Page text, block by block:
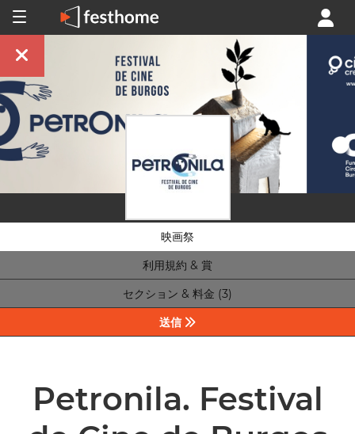
映画祭
利用規約 & 賞
セクション & 料金 (3)
送信
Petronila. Festival